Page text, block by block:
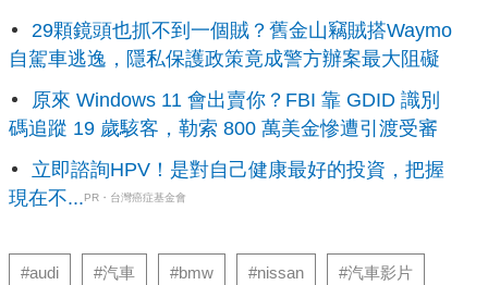
Audi發表 Traffic Light Assist號誌燈輔助系統
整合衛星導航系統的即時與本身的預測數據，Traffic
Light Assist號誌燈輔助系統能在儀表中央顯示前方紅
綠燈的狀況以及倒數數字。結合引擎自動啓閉系統，還
能在變路燈前幾秒，自動發動。
共三種車型，極速介於56與112公里之間。根據不同等
29顆鏡頭也抓不到一個賊？舊金山竊賊搭Waymo
自駕車逃逸，隱私保護政策竟成警方辦案最大阻礙
原來 Windows 11 會出賣你？FBI 靠 GDID 識別
碼追蹤 19 歲駭客，勒索 800 萬美金慘遭引渡受審
立即諮詢HPV！是對自己健康最好的投資，把握
現在不...PR・台灣癌症基金會
#audi #汽車 #bmw #nissan #汽車影片